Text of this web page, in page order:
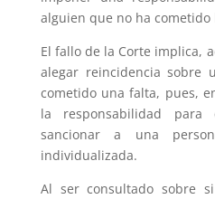
alguien que no ha cometido
El fallo de la Corte implica,
alegar reincidencia sobre
cometido una falta, pues,
la responsabilidad
sancionar a una
individualizada.
Al ser consultado sobre